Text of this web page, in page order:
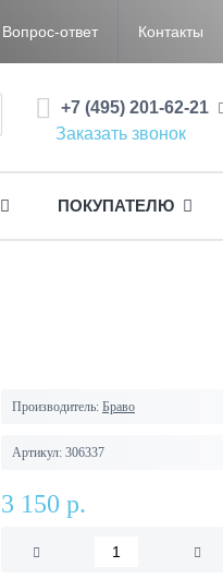
Вопрос-ответ Контакты
+7 (495) 201-62-21
Заказать звонок
ПОКУПАТЕЛЮ
Производитель: Браво
Артикул: 306337
3 150 р.